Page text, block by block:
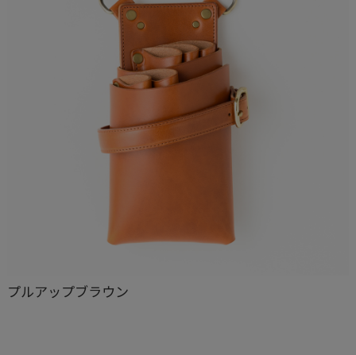
プルアップブラウン